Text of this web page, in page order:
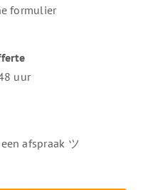
formulier
uur
afspraak ツ